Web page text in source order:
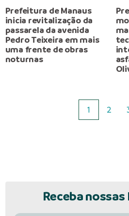
Prefeitura de Manaus
inicia revitalização da
passarela da avenida
Pedro Teixeira em mais
uma frente de obras
noturnas
1 2
Receba